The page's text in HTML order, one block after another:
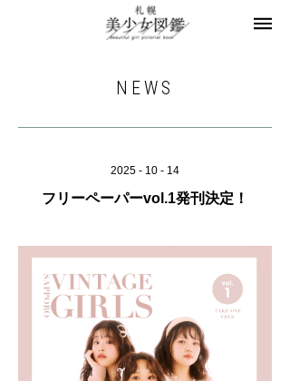
お知らせ
NEWS
2025 - 10 - 14
フリーペーパーvol.1発刊決定！